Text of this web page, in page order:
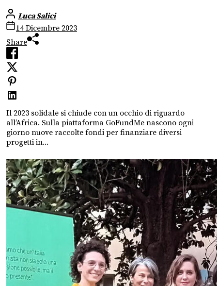
Luca Salici
14 Dicembre 2023
Share
Il 2023 solidale si chiude con un occhio di riguardo
all’Africa. Sulla piattaforma GoFundMe nascono ogni
giorno nuove raccolte fondi per finanziare diversi
progetti in...